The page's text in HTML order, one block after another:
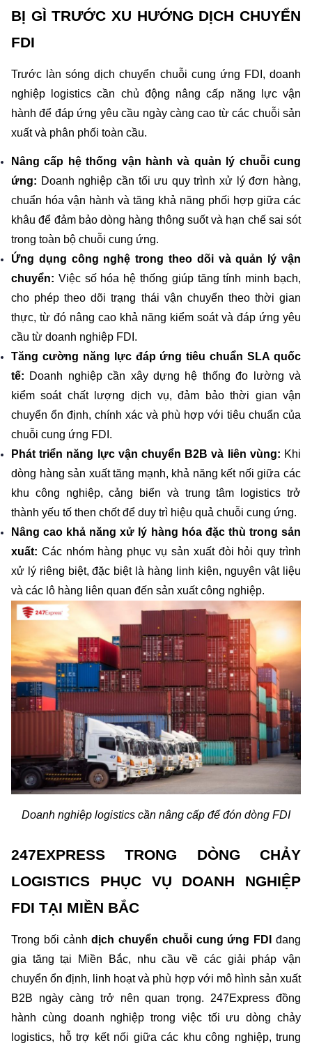
BỊ GÌ TRƯỚC XU HƯỚNG DỊCH CHUYỂN
FDI
Trước làn sóng dịch chuyển chuỗi cung ứng FDI, doanh
nghiệp logistics cần chủ động nâng cấp năng lực vận
hành để đáp ứng yêu cầu ngày càng cao từ các chuỗi sản
xuất và phân phối toàn cầu.
Nâng cấp hệ thống vận hành và quản lý chuỗi cung
ứng: Doanh nghiệp cần tối ưu quy trình xử lý đơn hàng,
chuẩn hóa vận hành và tăng khả năng phối hợp giữa các
khâu để đảm bảo dòng hàng thông suốt và hạn chế sai sót
trong toàn bộ chuỗi cung ứng.
Ứng dụng công nghệ trong theo dõi và quản lý vận
chuyển: Việc số hóa hệ thống giúp tăng tính minh bạch,
cho phép theo dõi trạng thái vận chuyển theo thời gian
thực, từ đó nâng cao khả năng kiểm soát và đáp ứng yêu
cầu từ doanh nghiệp FDI.
Tăng cường năng lực đáp ứng tiêu chuẩn SLA quốc
tế: Doanh nghiệp cần xây dựng hệ thống đo lường và
kiểm soát chất lượng dịch vụ, đảm bảo thời gian vận
chuyển ổn định, chính xác và phù hợp với tiêu chuẩn của
chuỗi cung ứng FDI.
Phát triển năng lực vận chuyển B2B và liên vùng: Khi
dòng hàng sản xuất tăng mạnh, khả năng kết nối giữa các
khu công nghiệp, cảng biển và trung tâm logistics trở
thành yếu tố then chốt để duy trì hiệu quả chuỗi cung ứng.
Nâng cao khả năng xử lý hàng hóa đặc thù trong sản
xuất: Các nhóm hàng phục vụ sản xuất đòi hỏi quy trình
xử lý riêng biệt, đặc biệt là hàng linh kiện, nguyên vật liệu
và các lô hàng liên quan đến sản xuất công nghiệp.
Doanh nghiệp logistics cần nâng cấp để đón dòng FDI
247EXPRESS TRONG DÒNG CHẢY
LOGISTICS PHỤC VỤ DOANH NGHIỆP
FDI TẠI MIỀN BẮC
Trong bối cảnh dịch chuyển chuỗi cung ứng FDI đang
gia tăng tại Miền Bắc, nhu cầu về các giải pháp vận
chuyển ổn định, linh hoạt và phù hợp với mô hình sản xuất
B2B ngày càng trở nên quan trọng. 247Express đồng
hành cùng doanh nghiệp trong việc tối ưu dòng chảy
logistics, hỗ trợ kết nối giữa các khu công nghiệp, trung